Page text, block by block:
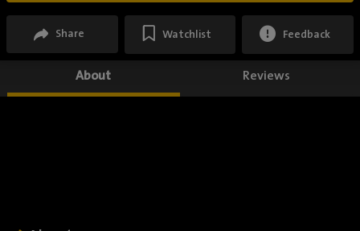
Share Watchlist Feedback
About Reviews